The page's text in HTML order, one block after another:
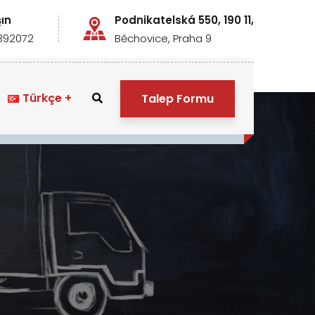
Podnikatelská 550, 190 11,
Běchovice, Praha 9
Türkçe Talep Formu